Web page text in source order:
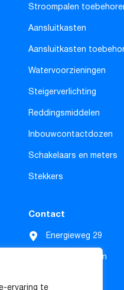
Stroompalen
Aansluitkasten
Aansluitkasten
Watervoorzieningen
Steigerverlichting
Reddingsmiddelen
Inbouwcontactdozen
Schakelaars en meters
Stekkers
Contact
Energieweg 29
4691 SE Tholen